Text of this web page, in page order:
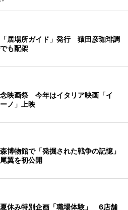
居場所ガイド」発行 猿田彦珈琲調
も配架
映画祭 今年はイタリア映画「イ
ノ」上映
博物館で「発掘された戦争の記憶」
翼を初公開
休み特別企画「職場体験」 6店舗